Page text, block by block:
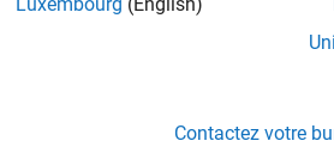
Contactez votre